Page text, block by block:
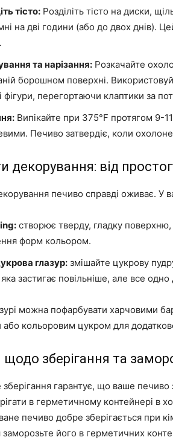
тісто: Розділіть тісто на диски,
на дві години (або до двох днів).
та нарізання: Розкачайте
борошном поверхні.
фігури, перегортаючи клаптики за
Випікайте при 375°F протягом 9-
Печиво затвердіє, коли
декорування: від
печиво справді оживає. У
створює тверду, гладку
форм кольором.
глазур: змішайте цукрову
яка застигає повільніше, але все
можна пофарбувати харчовими
кольоровим цукром для
зберігання та
гарантує, що ваше
в герметичному контейнері в
печиво добре зберігається при
заморозьте його в герметичних